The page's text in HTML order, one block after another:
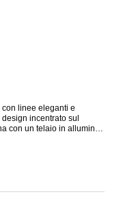
linee eleganti e
incentrato sul
con un telaio in alluminio
da foto.